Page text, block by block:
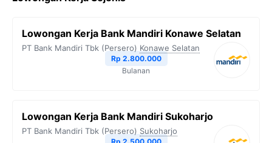
Lowongan Kerja Bank Mandiri Konawe Selatan
PT Bank Mandiri Tbk (Persero) Konawe Selatan
Rp 2.800.000
Bulanan
Lowongan Kerja Bank Mandiri Sukoharjo
PT Bank Mandiri Tbk (Persero) Sukoharjo